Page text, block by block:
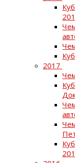
2017